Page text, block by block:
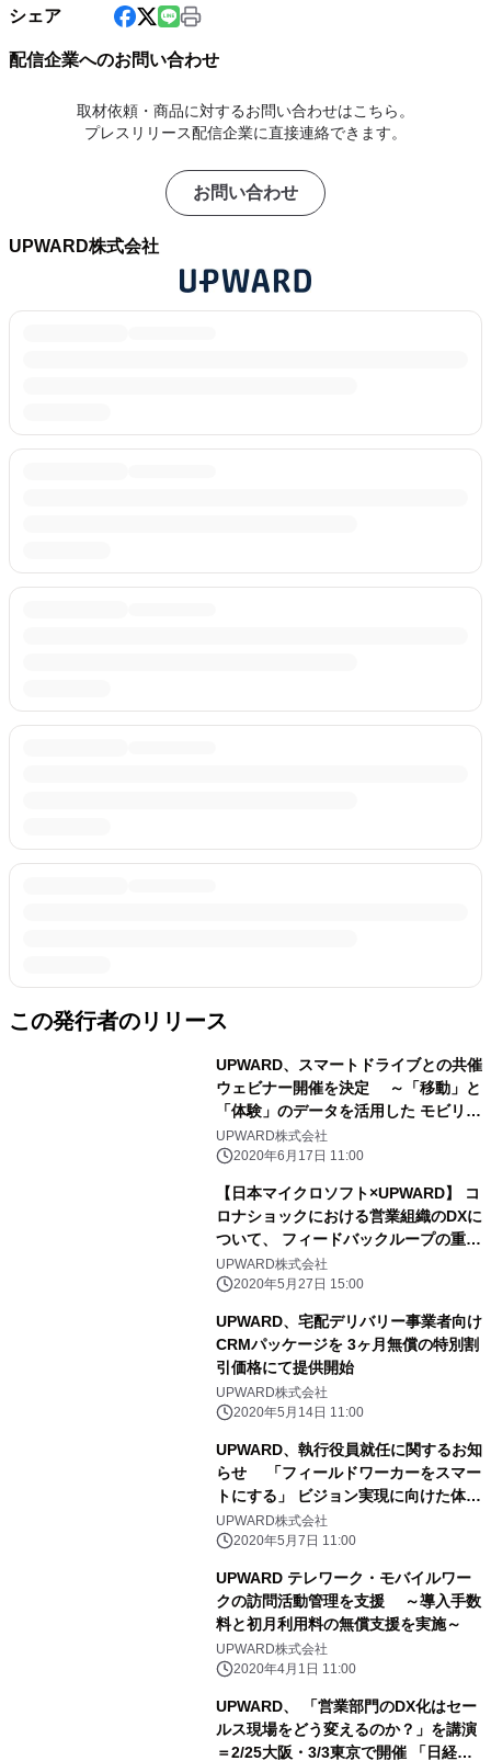
シェア
配信企業へのお問い合わせ
取材依頼・商品に対するお問い合わせはこちら。
プレスリリース配信企業に直接連絡できます。
お問い合わせ
UPWARD株式会社
この発行者のリリース
UPWARD、スマートドライブとの共催
ウェビナー開催を決定 ～「移動」と
「体験」のデータを活用した モビリテ
ィ業界のデジタルシフトとは？～
UPWARD株式会社
2020年6月17日 11:00
【日本マイクロソフト×UPWARD】 コ
ロナショックにおける営業組織のDXに
ついて、 フィードバックループの重要
性が明らかに ～プラットフォーマーと
SaaSベンチャーによる対談記事を公
UPWARD株式会社
2020年5月27日 15:00
UPWARD、宅配デリバリー事業者向け
CRMパッケージを 3ヶ月無償の特別割
引価格にて提供開始
UPWARD株式会社
2020年5月14日 11:00
UPWARD、執行役員就任に関するお知
らせ 「フィールドワーカーをスマー
トにする」 ビジョン実現に向けた体制
強化
UPWARD株式会社
2020年5月7日 11:00
UPWARD テレワーク・モバイルワー
クの訪問活動管理を支援 ～導入手数
料と初月利用料の無償支援を実施～
UPWARD株式会社
2020年4月1日 11:00
UPWARD、 「営業部門のDX化はセー
ルス現場をどう変えるのか？」を講演
＝2/25大阪・3/3東京で開催 「日経産